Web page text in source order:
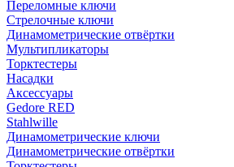
Переломные ключи
Стрелочные ключи
Динамометрические отвёртки
Мультипликаторы
Торктестеры
Насадки
Аксессуары
Gedore RED
Stahlwille
Динамометрические ключи
Динамометрические отвёртки